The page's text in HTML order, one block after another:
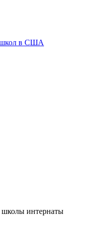
школ в США
интернаты